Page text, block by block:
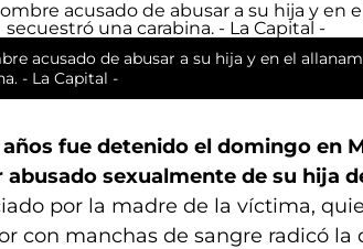
acusado de abusar a su hija y en el
- La Capital -
fue detenido el domingo en
abusado sexualmente de su hija
por la madre de la víctima,
con manchas de sangre radicó la